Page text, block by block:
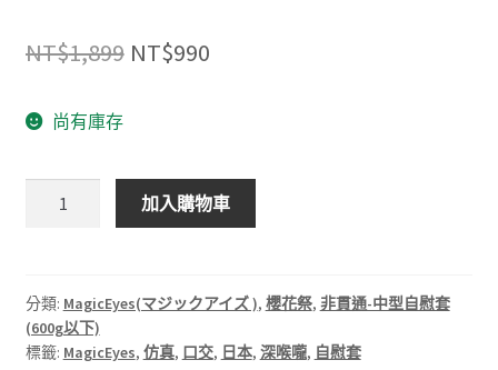
NT$1,899 原
格：
NT$1,899。
NT$990目
格：
NT$990。
尚有庫存
本
MagicEyes
超
加入購物車
分類: MagicEyes(マジックアイズ ), 櫻花祭, 非貫通-中型自慰套
(600g以下)
標籤: MagicEyes, 仿真, 口交, 日本, 深喉嚨, 自慰套